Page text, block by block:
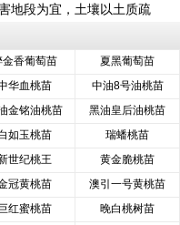
地段为宜，土壤以土质疏
金香葡萄苗
夏黑葡萄苗
华血桃苗
中油8号油桃苗
金铭油桃苗
黑油皇后油桃苗
如玉桃苗
瑞蟠桃苗
世纪桃王
黄金脆桃苗
冠黄桃苗
澳引一号黄桃苗
红蜜桃苗
晚白桃树苗